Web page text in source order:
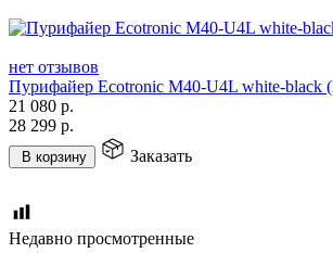
нет отзывов
Пурифайер Ecotronic M40-U4L white-black
21 080 р.
28 299 р.
В корзину Заказать
Недавно просмотренные